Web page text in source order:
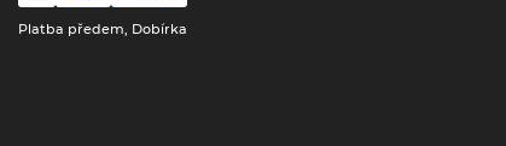
Platba předem, Dobírka